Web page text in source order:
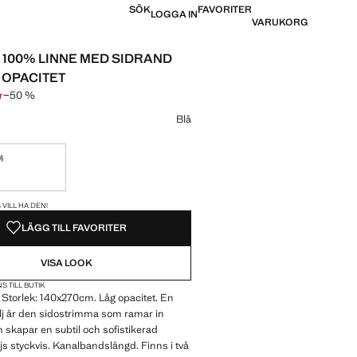
SÖKLOGGA INFAVORITER
VARUKORG
LINNE MED SIDRAND
överstruket [899 kr ]
kr ]
−50 %
Blå
VILL HA DEN!
LÄGG TILL FAVORITER
VISA LOOK
TILL BUTIK
140x270cm. Låg opacitet. En
är den sidostrimma som ramar in
skapar en subtil och sofistikerad
styckvis. Kanalbandslängd. Finns i två